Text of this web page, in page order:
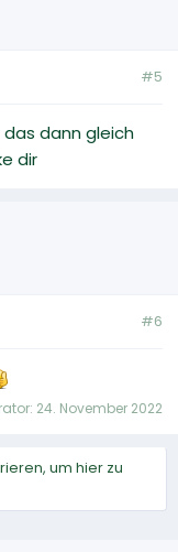
#5
dann gleich
dir
#6
24. November 2022
um hier zu